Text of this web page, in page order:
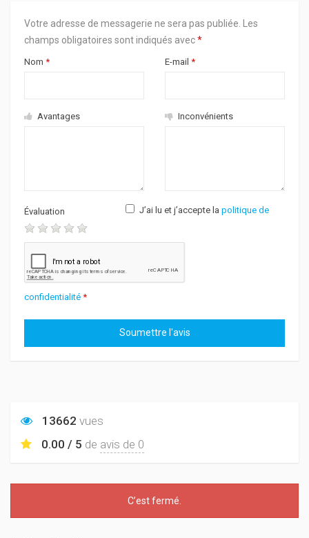
Votre adresse de messagerie ne sera pas publiée. Les
champs obligatoires sont indiqués avec*
Nom * E-mail *
Avantages Inconvénients
Évaluation J’ai lu et j’accepte la politique de
confidentialité *
13662 vues
0.00 / 5 de avis de 0
C’estfermé